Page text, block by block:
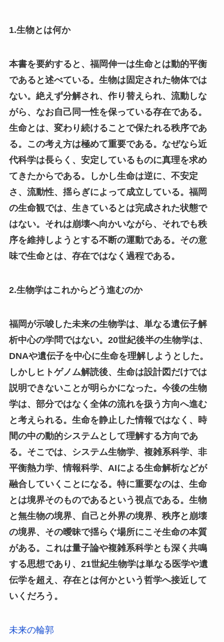
1.生物とは何か
本書を要約すると、福岡伸一は生命とは動的平衡
であると述べている。生物は固定された物体では
ない。絶えず分解され、作り替えられ、流動しな
がら、なお自己同一性を保っている存在である。
生命とは、変わり続けることで保たれる秩序であ
る。この考え方は極めて重要である。なぜなら近
代科学は長らく、安定しているものに真理を求め
てきたからである。しかし生命は逆に、不安定
さ、流動性、揺らぎによって成立している。福岡
の生命観では、生きているとは完成された状態で
はない。それは崩壊へ向かいながら、それでも秩
序を維持しようとする不断の運動である。その意
味で生命とは、存在ではなく過程である。
2.生物学はこれからどう進むのか
福岡が示唆した未来の生物学は、単なる遺伝子解
析中心の学問ではない。20世紀後半の生物学は、
DNAや遺伝子を中心に生命を理解しようとした。
しかしヒトゲノム解読後、生命は設計図だけでは
説明できないことが明らかになった。今後の生物
学は、部分ではなく全体の流れを扱う方向へ進む
と考えられる。生命を静止した情報ではなく、時
間の中の動的システムとして理解する方向であ
る。そこでは、システム生物学、複雑系科学、非
平衡熱力学、情報科学、AIによる生命解析などが
融合していくことになる。特に重要なのは、生命
とは境界そのものであるという視点である。生物
と無生物の境界、自己と外界の境界、秩序と崩壊
の境界、その曖昧で揺らぐ場所にこそ生命の本質
がある。これは量子論や複雑系科学とも深く共鳴
する思想であり、21世紀生物学は単なる医学や遺
伝学を超え、存在とは何かという哲学へ接近して
いくだろう。
未来の輪郭